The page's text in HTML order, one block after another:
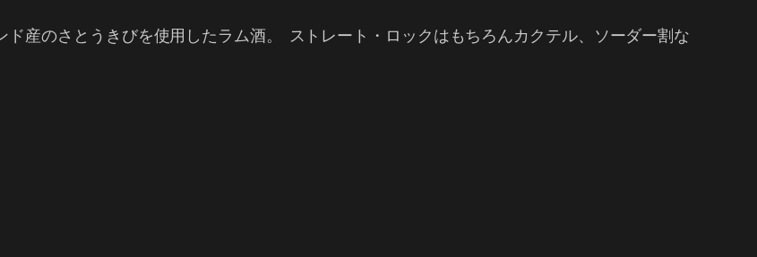
産のさとうきびを使用したラム酒。 ストレート・ロックはもちろんカクテル、ソーダー割な